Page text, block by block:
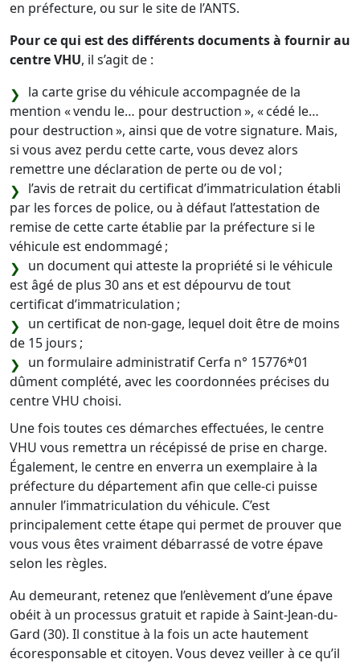
en préfecture, ou sur le site de l’ANTS.
Pour ce qui est des différents documents à fournir au
centre VHU, il s’agit de :
la carte grise du véhicule accompagnée de la
mention « vendu le… pour destruction », « cédé le…
pour destruction », ainsi que de votre signature. Mais,
si vous avez perdu cette carte, vous devez alors
remettre une déclaration de perte ou de vol ;
l’avis de retrait du certificat d’immatriculation établi
par les forces de police, ou à défaut l’attestation de
remise de cette carte établie par la préfecture si le
véhicule est endommagé ;
un document qui atteste la propriété si le véhicule
est âgé de plus 30 ans et est dépourvu de tout
certificat d’immatriculation ;
un certificat de non-gage, lequel doit être de moins
de 15 jours ;
un formulaire administratif Cerfa n° 15776*01
dûment complété, avec les coordonnées précises du
centre VHU choisi.
Une fois toutes ces démarches effectuées, le centre
VHU vous remettra un récépissé de prise en charge.
Également, le centre en enverra un exemplaire à la
préfecture du département afin que celle-ci puisse
annuler l’immatriculation du véhicule. C’est
principalement cette étape qui permet de prouver que
vous vous êtes vraiment débarrassé de votre épave
selon les règles.
Au demeurant, retenez que l’enlèvement d’une épave
obéit à un processus gratuit et rapide à Saint-Jean-du-
Gard (30). Il constitue à la fois un acte hautement
écoresponsable et citoyen. Vous devez veiller à ce qu’il